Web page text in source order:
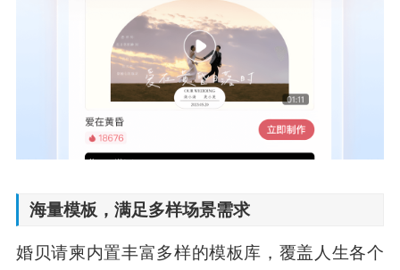
海量模板，满足多样场景需求
婚贝请柬内置丰富多样的模板库，覆盖人生各个